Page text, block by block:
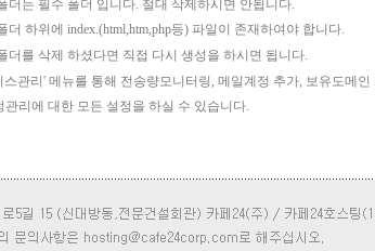
더는 필수 폴더 입니다. 절대 삭제하시면 안됩니다.
더 하위에 index.(html,htm,php등) 파일이 존재하여야 합니다.
더를 삭제 하셨다면 직접 다시 생성을 하시면 됩니다.
스관리' 메뉴를 통해 전송량모니터링, 메일계정 추가, 보유도메인
관리에 대한 모든 설정을 하실 수 있습니다.